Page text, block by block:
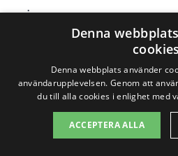
priser.
Hultsfred
Mörlunda
Denna
cookies
Denna webbplats använder
användarupplevelsen. Genom att
du till alla cookies i enlighet med
ACCEPTERA ALLA